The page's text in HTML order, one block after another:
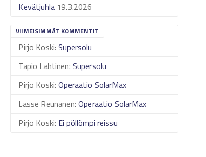
Kevätjuhla 19.3.2026
VIIMEISIMMÄT KOMMENTIT
Pirjo Koski:Supersolu
Tapio Lahtinen:Supersolu
Pirjo Koski:Operaatio SolarMax
Lasse Reunanen:Operaatio SolarMax
Pirjo Koski: Ei pöllömpi reissu